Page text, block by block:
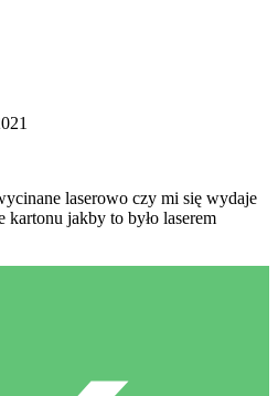
laserowo czy mi się wydaje
kartonu jakby to było laserem